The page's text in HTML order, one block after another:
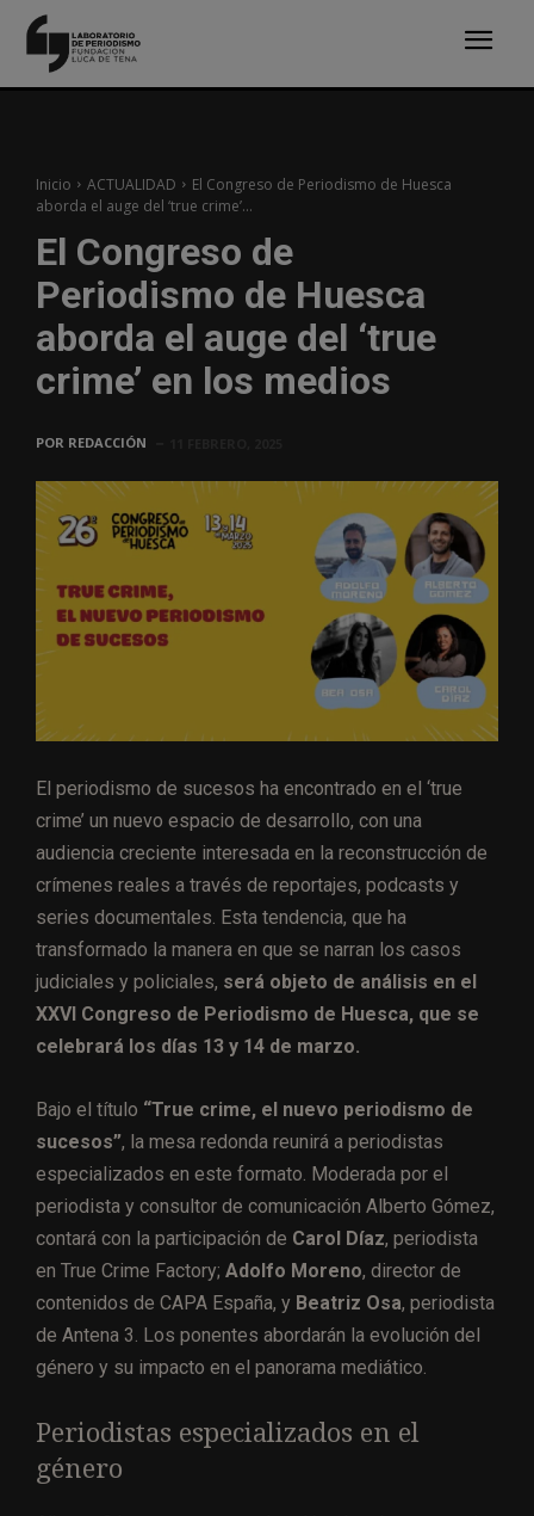
Inicio ACTUALIDAD
El Congreso de Periodismo de Huesca
aborda el auge del ‘true crime’...
El Congreso de
Periodismo de Huesca
aborda el auge del ‘true
crime’ en los medios
POR REDACCIÓN
El periodismo de sucesos ha encontrado en el ‘true
crime’ un nuevo espacio de desarrollo, con una
audiencia creciente interesada en la reconstrucción de
crímenes reales a través de reportajes, podcasts y
series documentales. Esta tendencia, que ha
transformado la manera en que se narran los casos
judiciales y policiales, será objeto de análisis en el
XXVI Congreso de Periodismo de Huesca, que se
celebrará los días 13 y 14 de marzo.
Bajo el título “True crime, el nuevo periodismo de
sucesos”, la mesa redonda reunirá a periodistas
especializados en este formato. Moderada por el
periodista y consultor de comunicación Alberto Gómez,
contará con la participación de Carol Díaz, periodista
en True Crime Factory; Adolfo Moreno, director de
contenidos de CAPA España, y Beatriz Osa, periodista
de Antena 3. Los ponentes abordarán la evolución del
género y su impacto en el panorama mediático.
Periodistas especializados en el
género